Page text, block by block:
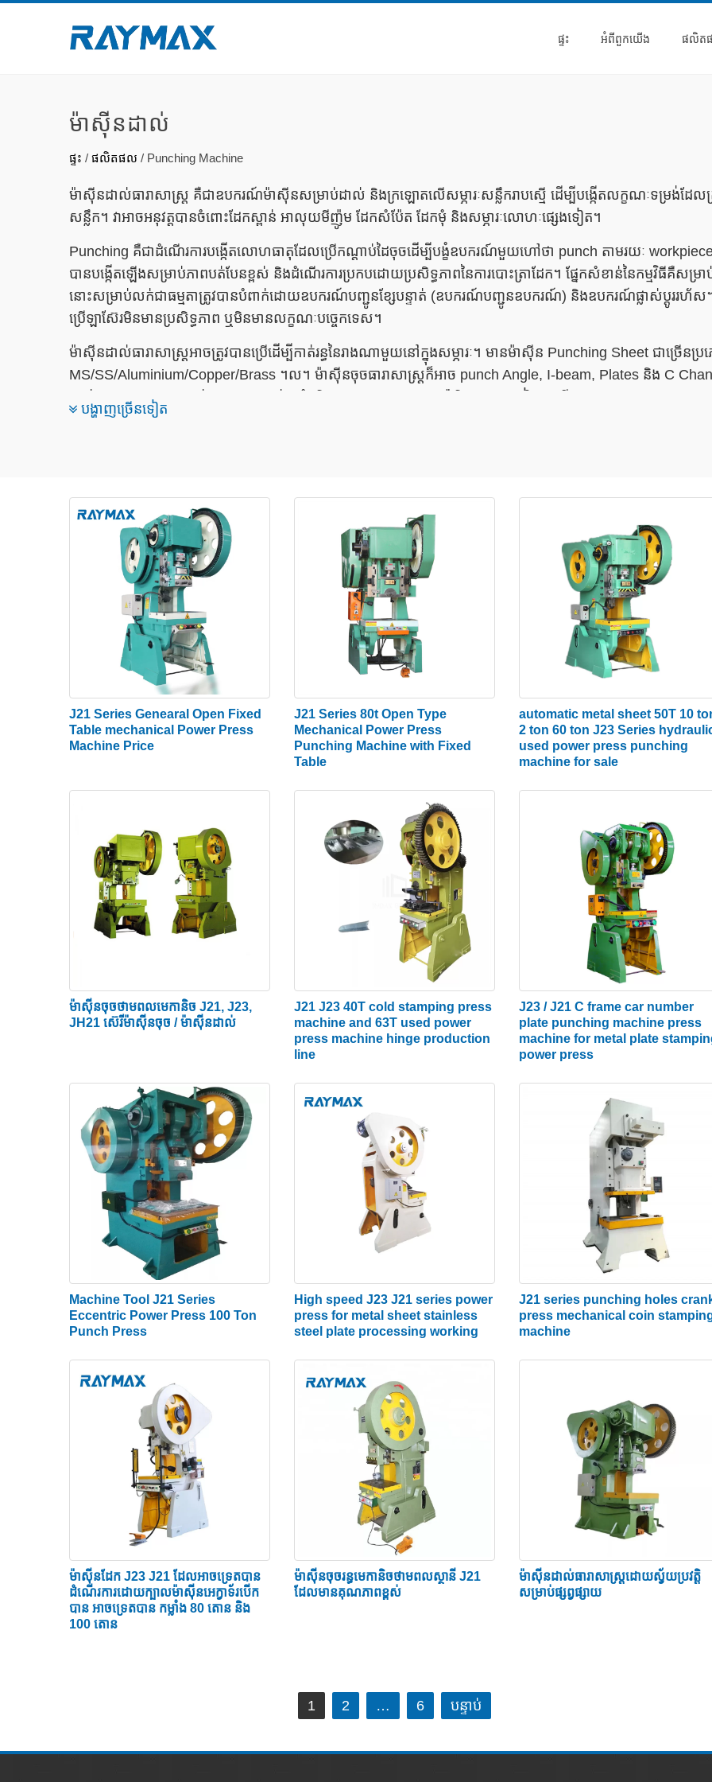
ផ្ទះ អំពី​ពួក​យើង ផលិត
ម៉ាស៊ីនដាល់
ផ្ទះ / ផលិតផល / Punching Machine
ម៉ាស៊ីនដាល់ធារាសាស្ត្រ គឺជាឧបករណ៍ម៉ាស៊ីនសម្រាប់ដាល់ និងក្រឡោតលើសម្ភារៈសន្លឹករាបស្មើ ដើម្បីបង្កើតលក្ខណៈទម្រង់ដែលត្រូវ
សន្លឹក។ វាអាចអនុវត្តបានចំពោះដែកស្ពាន់ អាលុយមីញ៉ូម ដែកសំប៉ែត ដែកមុំ និងសម្ភារៈលោហៈផ្សេងទៀត។
Punching គឺជាដំណើរការបង្កើតលោហធាតុដែលប្រើកណ្តាប់ដៃចុចដើម្បីបង្ខំឧបករណ៍មួយហៅថា punch តាមរយៈ workpiece ដ
បានបង្កើតឡើងសម្រាប់ភាពបត់បែនខ្ពស់ និងដំណើរការប្រកបដោយប្រសិទ្ធភាពនៃការបោះត្រាដែក។ ផ្នែកសំខាន់នៃកម្មវិធីគឺស
នោះសម្រាប់លក់ជាធម្មតាត្រូវបានបំពាក់ដោយឧបករណ៍បញ្ជូនខ្សែបន្ទាត់ (ឧបករណ៍បញ្ជូនឧបករណ៍) និងឧបករណ៍ផ្លាស់ប្តូររហ័ស។ សព្
ប្រើ​ឡាស៊ែរ​មិន​មាន​ប្រសិទ្ធភាព ឬ​មិន​មាន​លក្ខណៈ​បច្ចេកទេស។
ម៉ាស៊ីនដាល់ធារាសាស្ត្រអាចត្រូវបានប្រើដើម្បីកាត់រន្ធនៃរាងណាមួយនៅក្នុងសម្ភារៈ។ មានម៉ាស៊ីន Punching Sheet ជាច្រើនប្
MS/SS/Aluminium/Copper/Brass ។ល។ ម៉ាស៊ីនចុចធារាសាស្ត្រក៏អាច punch Angle, I-beam, Plates និង C
ដាល់រន្ធ oblong, ការដាល់រន្ធរន្ធ, ការដាល់រន្ធជុំ, និងការ punch hole ការ៉េ និងអ្នកផ្សេងទៀតជាច្រើនតាមតម្រូវការ។
ចម្បងនៅក្នុងដែកថែប រោងម៉ាស៊ីនកិនដែកធំៗ ស្ពាន ឧស្សាហកម្មធុនធ្ងន់ ការសាងសង់កប៉ាល់ និងឧស្សាហកម្មផ្សេងៗទៀត។
RAYMAX កំពុងបំពេញតាមតម្រូវការផ្សេងៗគ្នារបស់អតិថិជនដោយជោគជ័យដោយផ្តល់នូវជួរគុណភាពល្អបំផុតនៃម៉ាស៊ីនបូមធារ
គោលការណ៍ម៉ាស៊ីនដាល់ធារាសាស្ត្រ
គោលគំនិតនៃការដាល់កំណត់ដំណើរការកាត់ដែលសន្លឹកត្រូវបានកាត់ផ្តាច់ក្នុងមួយដាច់សរសៃឈាមខួរក្បាល។ រាងដូចជារន្ធមូលត្រូវប
បានកាត់ដោយដាច់សរសៃឈាមខួរក្បាលតែមួយ។
ឧបករណ៍ចុចធារាសាស្ត្រដំណើរការដូចជារន្ធសម្រាប់ក្រដាស។ ម៉ាស៊ីនដាល់សន្លឹកចុចក្រដាសប្រឆាំងនឹងការគាំទ្រនៃរន្ធ
សំណល់អេតចាយពីការដាល់ប្រមូលនៅក្នុងធុងរន្ធដាល់។
ម៉ាស៊ីនដាល់ធារាសាស្ត្រសម្រាប់លក់ ដំណើរការដូចគ្នាបេះបិទ៖ សន្លឹកត្រូវបានដាក់នៅចន្លោះកណ្តាប់ដៃ និងចុង។ កណ្តាប់ដៃរំកិ
រំកិលឆ្លងកាត់គ្នាទៅវិញទៅមកស្របគ្នាដោយកាត់សន្លឹក។
គោលការណ៍នៃការរចនាដាល់គឺដើម្បីបំប្លែងចលនារាងជារង្វង់ទៅជាចលនាលីនេអ៊ែរ ដែលត្រូវបានជំរុញដោយម៉ូទ័រចម្បងដើម្បីជំរុ
crankshaft (ឬ eccentric gear) ដំបងតភ្ជាប់តាមរយៈក្ដាប់សម្រាប់គោលបំណងនៃការសម្រេចបាននូវលីនេអ៊ែរ។ ចលនារបស់
ដំណើរការដាល់ដំណើរការជាបួនដំណាក់កាល។ នៅពេលដែលកណ្តាប់ដៃប៉ះសន្លឹកនោះសន្លឹកត្រូវបានខូចទ្រង់ទ្រាយ។ បន្ទាប់មកវាត្
ណាស់ដែលសន្លឹកបែកតាមបណ្តោយវណ្ឌវង្កនៃការកាត់។ បំណែកកាត់នៃសន្លឹក - ដែលគេហៅថាកណ្តាប់ដៃ slug - ត្រូវបានច្រា
អាចកើតឡើងដែលវាទាញសន្លឹកតាម។ ក្នុង​ករណី​នោះ អ្នក​ដក​សន្លឹក​ចេញ​ពី​ម៉ាស៊ីន​ដាល់​សន្លឹក។
ប្រភេទនៃម៉ាស៊ីនកិន
1> ដោយចលនាគ្រាប់រំកិល
យោងតាមរបៀបចលនាគ្រាប់រំកិល មានសកម្មភាពតែមួយ។ double-action, three-action punches ជាដើម ប៉ុន្តែ​ការ​ប្រើ​ច្
រំកិល។ ការចុចបន្ទះដែកសន្លឹកសកម្មភាពទ្វេ និងបីសកម្មភាព ត្រូវបានប្រើជាចម្បងនៅក្នុងតួរថយន្ត និងផ្នែកម៉ាស៊ីនខ្នាតធំ។
2> ដោយកម្លាំងជំរុញ
យោងទៅតាមកម្លាំងរុញច្រានរបស់គ្រាប់រំកិលវាអាចបែងចែកជាប្រភេទមេកានិចនិងប្រភេទធារាសាស្ត្រ។ ដូច្នេះយោងទៅតាមកម្លាំ
(1​) ម៉ាស៊ីន​ដាល់​មេកានិច​
(2) ម៉ាស៊ីនដាល់ធារាសាស្ត្រ
ជាទូទៅ ដំណើរការបោះត្រាដែកសន្លឹកភាគច្រើនប្រើការដាល់មេកានិច។ យោងតាមការប្រើប្រាស់វត្ថុរាវផ្សេងៗគ្នា ម៉ាស៊ីនបូមធារ
ប្រេង និងកណ្តាប់ដៃសម្ពាធទឹក។ បច្ចុប្បន្ននេះ ការប្រើប្រាស់ម៉ាស៊ីនចុចសម្ពាធប្រេងភាគច្រើន ខណៈពេលដែលម៉ាស៊ីនសម្ពាធ
3> ដោយយន្តការជំរុញដោយគ្រាប់រំកិល
(1) ម៉ាស៊ីនចុច Crank Punch
សារព័ត៌មានដែលប្រើយន្តការ crankshaft ត្រូវបានគេហៅថា crank punching machine ដែលភាគច្រើននៃយន្តការ punch
crankshaft គឺថាវាងាយស្រួលក្នុងការបង្កើត ហើយវាអាចធ្វើទៅបានដើម្បីកំណត់ឱ្យបានត្រឹមត្រូវនូវចុងទាបបំផុតនៃជំងឺដាច់ស
អាចអនុវត្តបានជាមូលដ្ឋានចំពោះដំណើរការផ្សេងៗ។
ដូច្នេះការបោះត្រាប្រភេទនេះត្រូវបានអនុវត្តចំពោះការដាល់ ការពត់កោង ការលាតសន្ធឹង ការក្លែងបន្លំក្តៅ ការក្លែងបន្លំរវាងសីតុណ្ហភ
កណ្តាប់ដៃផ្សេងទៀត។
(2) ម៉ាស៊ីនចុចគ្មានដៃ
គ្មានកណ្តាប់ដៃ crankshaft ត្រូវបានគេស្គាល់ផងដែរថាជា eccentric gear punch ។ ភាពរឹងរបស់អ័ក្ស ការបញ្ចេញទឹករំអិល រូប
punch គឺប្រសើរជាងរចនាសម្ព័ន្ធ crankshaft ។ នៅពេលដែលដាច់សរសៃឈាមខួរក្បាលយូរ កណ្តាប់ដៃប្រអប់លេខមានលក្
4> តាមរូបរាង
យោងតាមប្រភេទនៃតួយន្តហោះ មានពីរប្រភេទគឺ តួយន្តហោះប្រភេទ C និងប្រភេទតួ H ដែលមានជួរឈរត្រង់។ នាពេលបច្ចុប្បន្នន
ជាប្រភេទ C ជាពិសេសកណ្តាប់ដៃតូច (១៥០តោន)។ Mainframe ប្រើប្រភេទជួរឈរត្រង់ (ប្រភេទ H)។
(1) ម៉ាស៊ីនចុចកណ្តាប់ដៃប្រភេទ C
ដោយសារតែតួយន្តហោះមិនស៊ីមេទ្រី កម្លាំងប្រតិកម្មកំឡុងពេលបុកនឹងបណ្តាលឱ្យខូចទ្រង់ទ្រាយនៃផ្នែកខាងមុខ និងខាងក្រោយនៃ
ផ្សិត ដែលជាគុណវិបត្តិដ៏ធំបំផុត។ ដូច្នេះវាត្រូវបានគេប្រើជាទូទៅនៅប្រហែល 50% នៃសម្ពាធបន្ទាប់បន្សំ។
ឧបករណ៍ម៉ាស៊ីនដែលមានជួរឈរត្រង់គឺស៊ីមេទ្រីព្រោះវាស៊ីមេទ្រីដូច្នេះវាអាចទប់ទល់នឹងបន្ទុកអ័រគីដេក្នុងអំឡុងពេលប្រតិបត្តិការ
បង្ហាញច្រើនទៀត
J21 Series Genearal Open Fixed
Table mechanical Power Press
Machine Price
J21 Series 80t Open Type
Mechanical Power Press
Punching Machine with Fixed
Table
automatic metal sheet 50T 10
2 ton 60 ton J23 Series
used power press punching
machine for sale
ម៉ាស៊ីនចុចថាមពលមេកានិច J21, J23,
JH21 ស៊េរីម៉ាស៊ីនចុច / ម៉ាស៊ីនដាល់
J21 J23 40T cold stamping press
machine and 63T used power
press machine hinge production
line
J23 / J21 C frame car number
plate punching machine press
machine for metal plate
power press
Machine Tool J21 Series
Eccentric Power Press 100 Ton
Punch Press
High speed J23 J21 series power
press for metal sheet stainless
steel plate processing working
J21 series punching holes
press mechanical coin
machine
ម៉ាស៊ីន​ដែក J23 J21 ដែលអាច​ទ្រេត​បាន
ដំណើរការ​ដោយ​ក្បាល​ម៉ាស៊ីន​អេក្វាទ័រ​បើក​
បាន អាច​ទ្រេត​បាន​ កម្លាំង​ 80 តោន និង
100 តោន
ម៉ាស៊ីនចុចរន្ធមេកានិចថាមពលស្ថានី J21
ដែលមានគុណភាពខ្ពស់
ម៉ាស៊ីនដាល់ធារាសាស្ត្រដោយស្វ័យប្រវត្តិ
សម្រាប់ផ្សព្វផ្សាយ
ប្រកាស
1 2 … 6 បន្ទាប់